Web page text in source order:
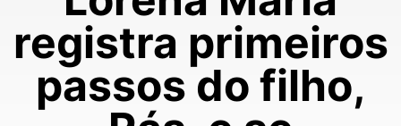
registra primeiros
passos do filho,